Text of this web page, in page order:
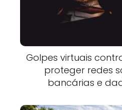
Golpes virtuais
proteger redes
bancárias e